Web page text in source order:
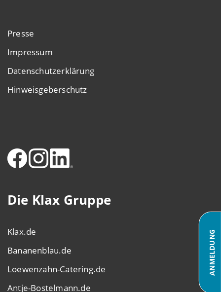
Presse
Impressum
Datenschutzerklärung
Hinweisgeberschutz
Die Klax Gruppe
Klax.de
Bananenblau.de
Loewenzahn-Catering.de
Antje-Bostelmann.de
ANMELDUNG